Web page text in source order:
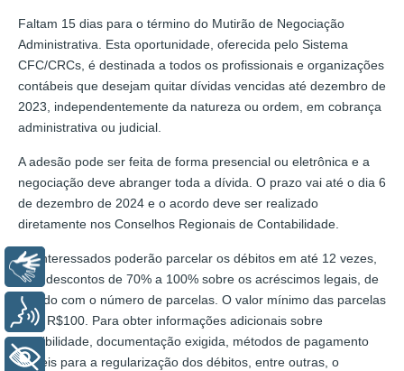
Faltam 15 dias para o término do Mutirão de Negociação
Administrativa. Esta oportunidade, oferecida pelo Sistema
CFC/CRCs, é destinada a todos os profissionais e organizações
contábeis que desejam quitar dívidas vencidas até dezembro de
2023, independentemente da natureza ou ordem, em cobrança
administrativa ou judicial.
A adesão pode ser feita de forma presencial ou eletrônica e a
negociação deve abranger toda a dívida. O prazo vai até o dia 6
de dezembro de 2024 e o acordo deve ser realizado
diretamente nos Conselhos Regionais de Contabilidade.
Os interessados poderão parcelar os débitos em até 12 vezes,
com descontos de 70% a 100% sobre os acréscimos legais, de
acordo com o número de parcelas. O valor mínimo das parcelas
é de R$100. Para obter informações adicionais sobre
elegibilidade, documentação exigida, métodos de pagamento
viáveis para a regularização dos débitos, entre outras, o
Libras
Voz
+ Acessibilidade